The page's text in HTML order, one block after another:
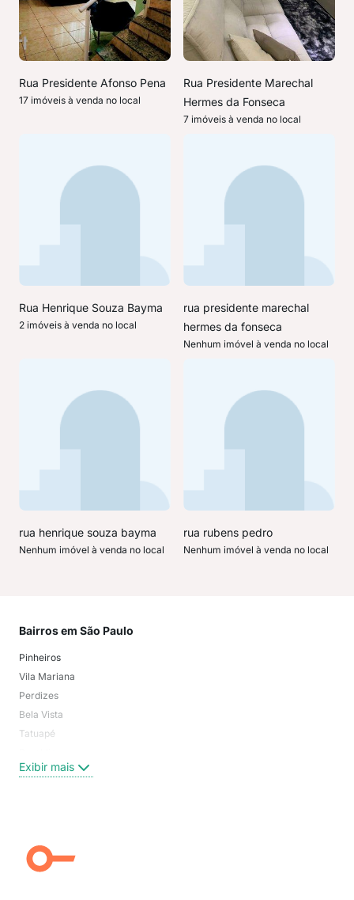
Rua Presidente Afonso Pena
17 imóveis à venda no local
Rua Presidente Marechal
Hermes da Fonseca
7 imóveis à venda no local
Rua Henrique Souza Bayma
2 imóveis à venda no local
rua presidente marechal
hermes da fonseca
Nenhum imóvel à venda no local
rua henrique souza bayma
Nenhum imóvel à venda no local
rua rubens pedro
Nenhum imóvel à venda no local
Bairros em São Paulo
Pinheiros
Vila Mariana
Perdizes
Bela Vista
Tatuapé
Centro
Campo Belo
Ipiranga
Exibir mais